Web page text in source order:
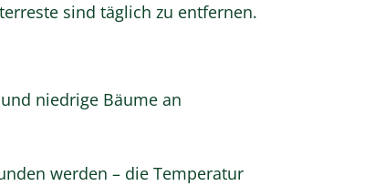
sind täglich zu entfernen.
niedrige Bäume an
werden – die Temperatur